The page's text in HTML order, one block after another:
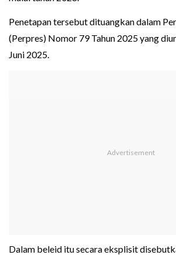
Penetapan tersebut dituangkan dalam
(Perpres) Nomor 79 Tahun 2025 yang
Juni 2025.
Dalam beleid itu secara eksplisit